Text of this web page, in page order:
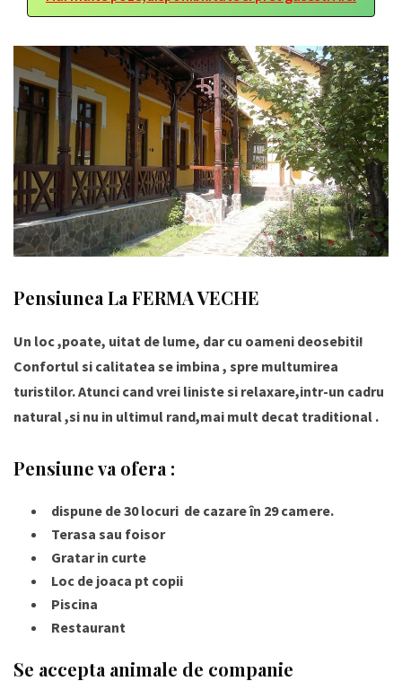
Pensiunea La FERMA VECHE
Un loc ,poate, uitat de lume, dar cu oameni deosebiti!
Confortul si calitatea se imbina , spre multumirea
turistilor. Atunci cand vrei liniste si relaxare,intr-un cadru
natural ,si nu in ultimul rand,mai mult decat traditional .
Pensiune va ofera :
dispune de 30 locuri de cazare în 29 camere.
Terasa sau foisor
Gratar in curte
Loc de joaca pt copii
Piscina
Restaurant
Se accepta animale de companie